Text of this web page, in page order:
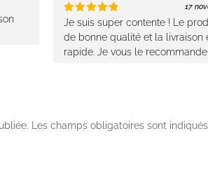
produitNote5
17
Je suis super contente ! Le
de bonne qualité et la livraison
rapide. Je vous le recommande!
Les champs obligatoires sont